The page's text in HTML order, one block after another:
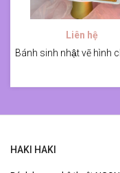
Liên hệ
HAKI HAKI